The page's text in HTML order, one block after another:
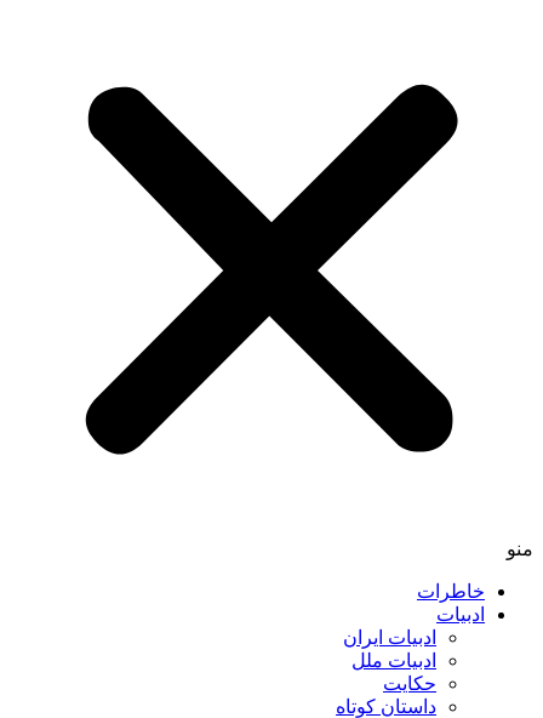
منو
خاطرات
ادبیات
ادبیات ایران
ادبیات ملل
حکایت
داستان کوتاه